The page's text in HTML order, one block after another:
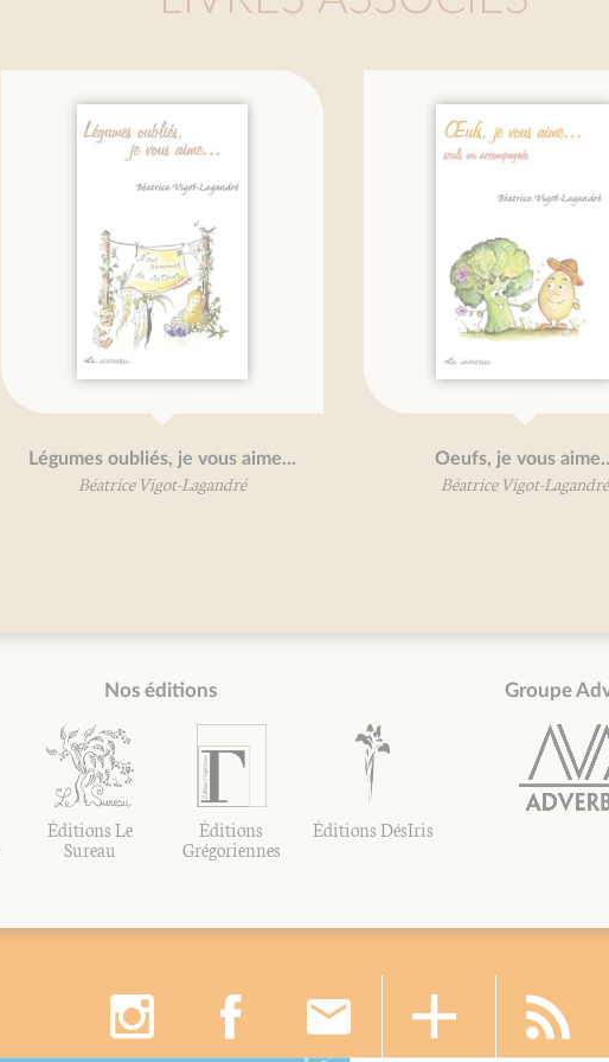
Légumes oubliés, je vous aime...
Béatrice Vigot-Lagandré
Oeufs, je vous aime…
Béatrice Vigot-Lagandré
Nos éditions
Éditions Le
Sureau
Éditions
Grégoriennes
Éditions DésIris
Groupe